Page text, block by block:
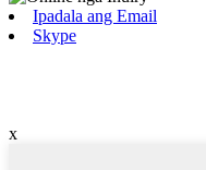
Ipadala ang Email
Skype
x